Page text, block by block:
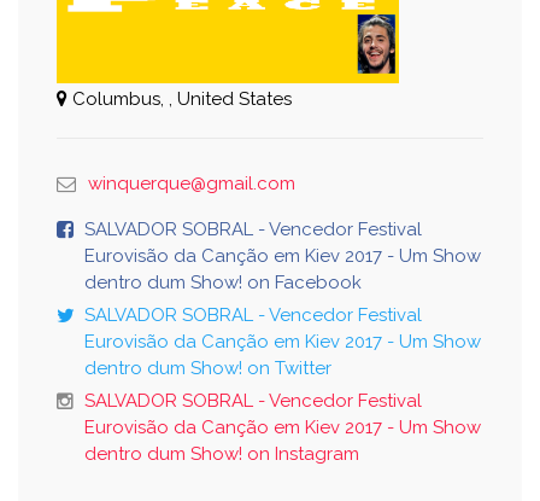
Columbus, , United States
winquerque@gmail.com
SALVADOR SOBRAL - Vencedor Festival
Eurovisão da Canção em Kiev 2017 - Um Show
dentro dum Show! on Facebook
SALVADOR SOBRAL - Vencedor Festival
Eurovisão da Canção em Kiev 2017 - Um Show
dentro dum Show! on Twitter
SALVADOR SOBRAL - Vencedor Festival
Eurovisão da Canção em Kiev 2017 - Um Show
dentro dum Show! on Instagram